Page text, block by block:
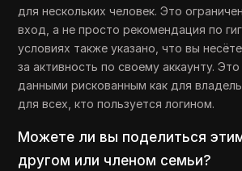
для нескольких человек. Это
вход, а не просто рекомендация по
условиях также указано, что вы
за активность по своему аккаунту.
данными рискованным как для
для всех, кто пользуется логином.
Можете ли вы поделиться
другом или членом семьи?